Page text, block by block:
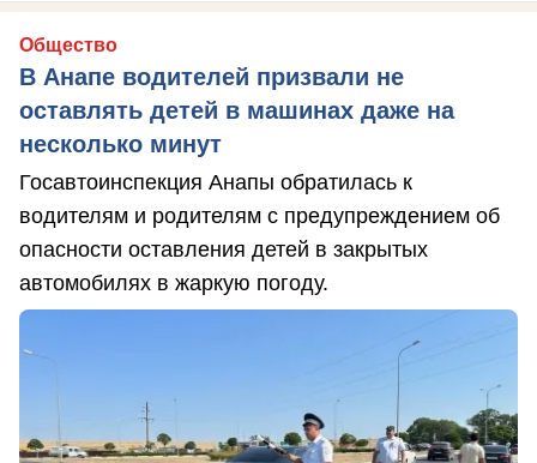
Общество
В Анапе водителей призвали не
оставлять детей в машинах даже на
несколько минут
Госавтоинспекция Анапы обратилась к
водителям и родителям с предупреждением об
опасности оставления детей в закрытых
автомобилях в жаркую погоду.